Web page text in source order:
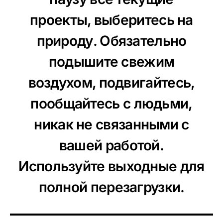
проекты, выберитесь на
природу. Обязательно
подышите свежим
воздухом, подвигайтесь,
пообщайтесь с людьми,
никак не связанными с
вашей работой.
Используйте выходные для
полной перезагрузки.